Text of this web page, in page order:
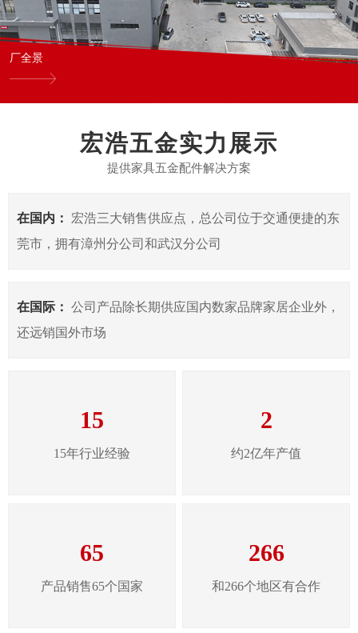
厂全景
宏浩五金实力展示
提供家具五金配件解决方案
在国内：
宏浩三大销售供应点，总公司位于交通便捷的东
莞市，拥有漳州分公司和武汉分公司
在国际： 公司产品除长期供应国内数家品牌家居企业外，
还远销国外市场
15
15年行业经验
2
约2亿年产值
65
产品销售65个国家
266
和266个地区有合作